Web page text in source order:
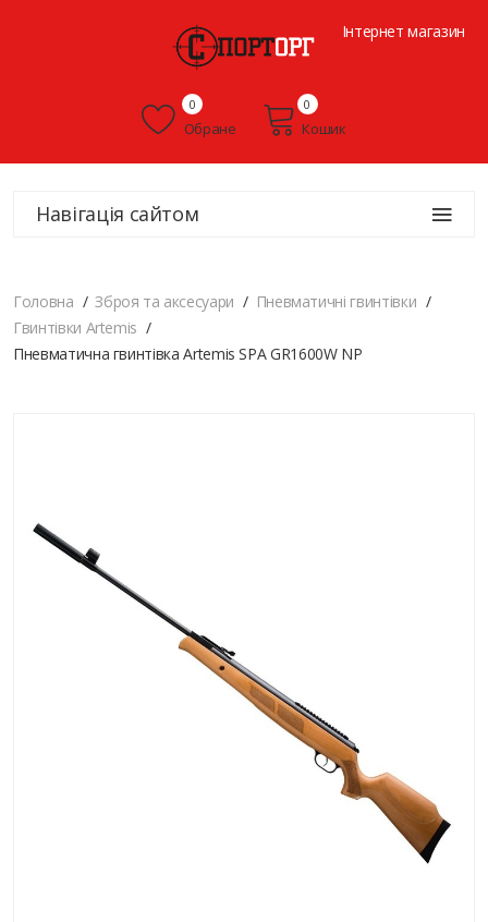
Інтернет магазин
Обране
0
Кошик
0
Навігація сайтом
Головна Зброя та аксесуари
Пневматичні гвинтівки
Гвинтівки Artemis
Пневматична гвинтівка Artemis SPA GR1600W NP